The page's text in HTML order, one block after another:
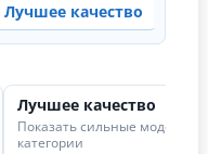
Лучшее качество
Лучшее качество
Показать сильные модели в
категории